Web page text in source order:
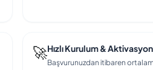
🚀Hızlı Kurulum & Aktivasyon
Başvurunuzdan itibaren